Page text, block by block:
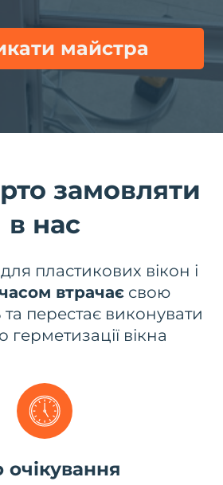
майстра
замовляти
в нас
для пластикових вікон і
втрачаєсвою
та перестає виконувати
герметизації вікна
очікування